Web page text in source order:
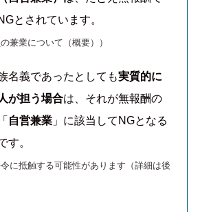
とされています。
兼業について（概要））
名義であったとしても実質的に
が担う場合は、それが無報酬の
自営兼業 」に該当してNGとなる
す。
に抵触する可能性があります（詳細は後